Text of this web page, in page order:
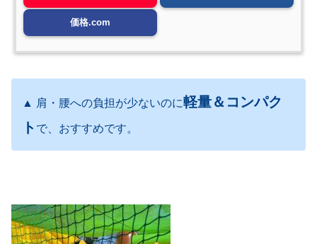
価格.com
▲ 肩・腰への負担が少ないのに軽量＆コンパク
ト で、おすすめです。